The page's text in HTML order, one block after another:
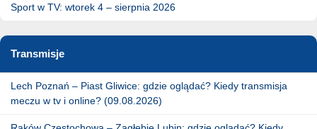
Sport w TV: wtorek 4 – sierpnia 2026
Transmisje
Lech Poznań – Piast Gliwice: gdzie oglądać? Kiedy transmisja
meczu w tv i online? (09.08.2026)